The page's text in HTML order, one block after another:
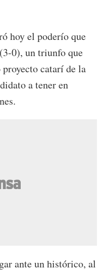
hoy el poderío que
0), un triunfo que
catarí de la
a tener en
ante un histórico, al